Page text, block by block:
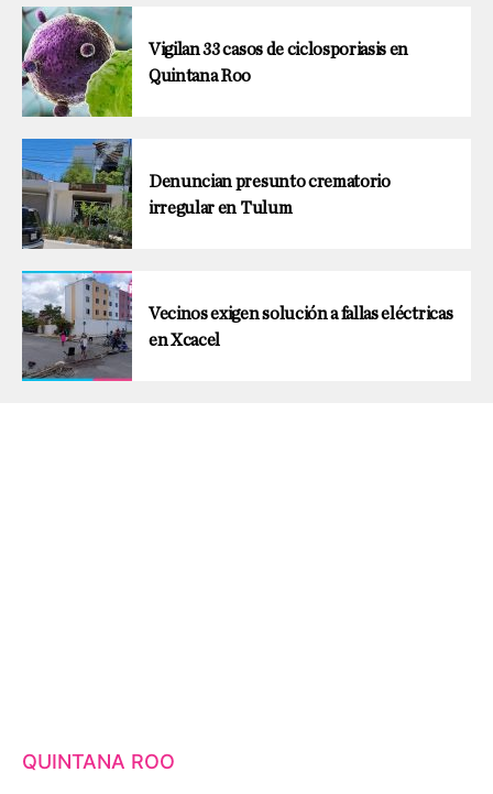
Vigilan 33 casos de ciclosporiasis en
Quintana Roo
Denuncian presunto crematorio
irregular en Tulum
Vecinos exigen solución a fallas eléctricas
en Xcacel
QUINTANA ROO